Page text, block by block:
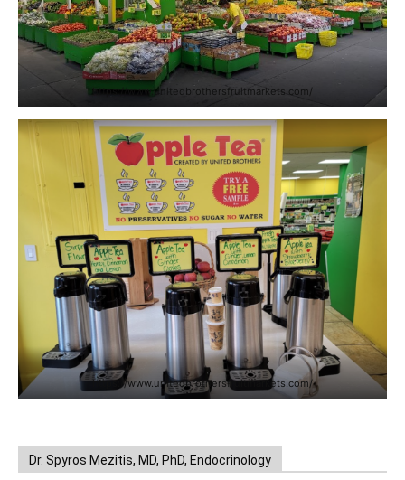
https://www.unitedbrothersfruitmarkets.com/
https://www.unitedbrothersfruitmarkets.com/
Dr. Spyros Mezitis, MD, PhD, Endocrinology